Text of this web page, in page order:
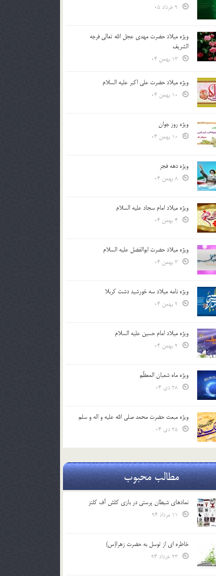
ویژه میلاد حضرت مهدی عجل الله تعالی فرجه
الشريف
ویژه میلاد حضرت علی اکبر علیه السلام
ویژه روز جوان
ویژه دهه فجر
ویژه میلاد امام سجاد علیه السلام
ویژه میلاد حضرت ابوالفضل علیه السلام
ویژه نامه میلاد سه خورشید دشت کربلا
ویژه میلاد امام حسین علیه السلام
ویژه ماه شعبان المعظّم
ویژه مبعث حضرت محمد صلی الله علیه و اله و سلم
مطالب محبوب
نمادهای شیطان پرستی در بازی کلش آف کلنز
خاطره ای از توسل به حضرت زهرا(س)